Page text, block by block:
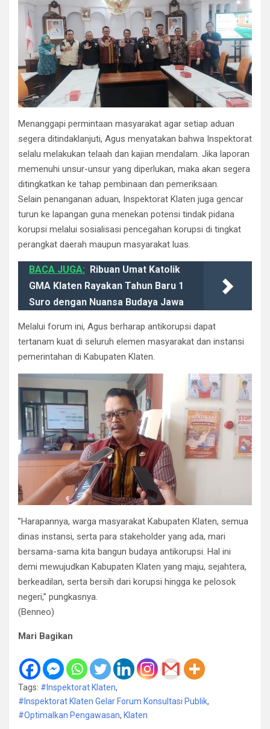
​Menanggapi permintaan masyarakat agar setiap aduan
segera ditindaklanjuti, Agus menyatakan bahwa Inspektorat
selalu melakukan telaah dan kajian mendalam. Jika laporan
memenuhi unsur-unsur yang diperlukan, maka akan segera
ditingkatkan ke tahap pembinaan dan pemeriksaan.
​Selain penanganan aduan, Inspektorat Klaten juga gencar
turun ke lapangan guna menekan potensi tindak pidana
korupsi melalui sosialisasi pencegahan korupsi di tingkat
perangkat daerah maupun masyarakat luas.
BACA JUGA: Ribuan Umat Katolik
GMA Klaten Rayakan Tahun Baru 1
Suro dengan Nuansa Budaya Jawa
​Melalui forum ini, Agus berharap antikorupsi dapat
tertanam kuat di seluruh elemen masyarakat dan instansi
pemerintahan di Kabupaten Klaten.
​”Harapannya, warga masyarakat Kabupaten Klaten, semua
dinas instansi, serta para stakeholder yang ada, mari
bersama-sama kita bangun budaya antikorupsi. Hal ini
demi mewujudkan Kabupaten Klaten yang maju, sejahtera,
berkeadilan, serta bersih dari korupsi hingga ke pelosok
negeri,” pungkasnya.
(Benneo)
Mari Bagikan
Tags: #Inspektorat Klaten,
#Inspektorat Klaten Gelar Forum Konsultasi Publik,
#Optimalkan Pengawasan, Klaten